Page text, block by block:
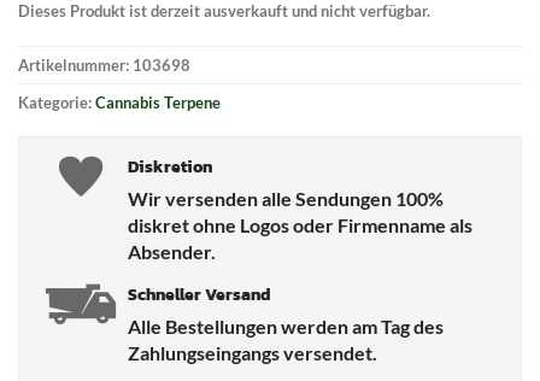
Dieses Produkt ist derzeit ausverkauft und nicht verfügbar.
Artikelnummer: 103698
Kategorie:Cannabis Terpene
Diskretion
Wir versenden alle Sendungen 100%
diskret ohne Logos oder Firmenname als
Absender.
Schneller Versand
Alle Bestellungen werden am Tag des
Zahlungseingangs versendet.